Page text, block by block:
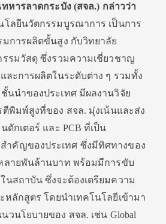
หารลาดกระบัง (สจล.) กล่าวว่า
โลยีนวัตกรรมบูรณาการ เป็นการ
การผลิตขั้นสูง กับวิทยาลัย
รมวัสดุ ซึ่งรวมความเชี่ยวชาญ
ละการผลิตในระดับต่าง ๆ รวมทั้ง
นนำของประเทศ มีผลงานวิจัย
พิมพ์สูงที่ของ สจล. มุ่งเน้นและส่ง
ดักเตอร์ และ PCB ที่เป็น
ำคัญของประเทศ ซึ่งมีทิศทางของ
ลายพันล้านบาท พร้อมมีการขับ
สถาบัน ซึ่งจะต้องเตรียมความ
หลักสูตร โดยนำเทคโนโลยีเข้ามา
วนโยบายของ สจล. เช่น Global